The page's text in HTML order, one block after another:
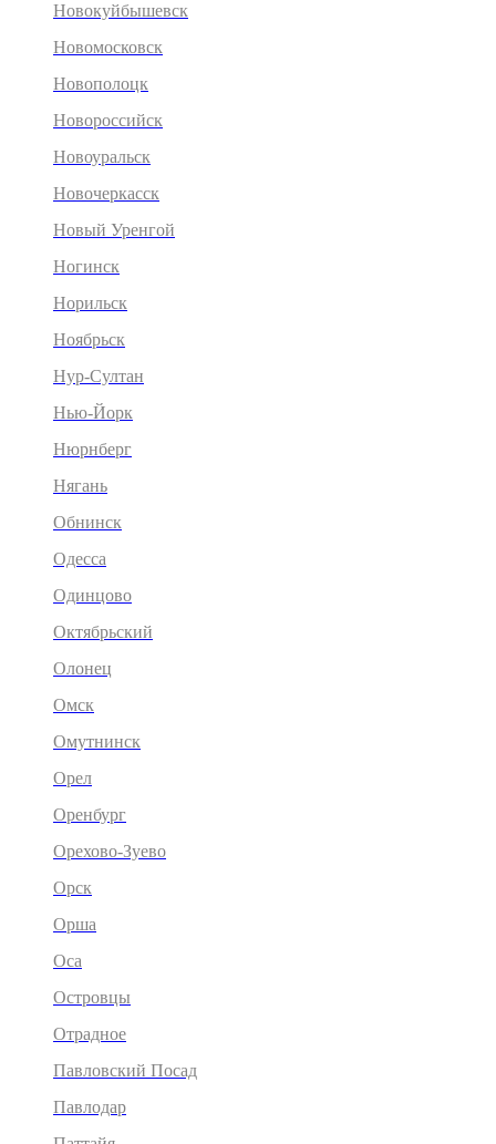
Новокуйбышевск
Новомосковск
Новополоцк
Новороссийск
Новоуральск
Новочеркасск
Новый Уренгой
Ногинск
Норильск
Ноябрьск
Нур-Султан
Нью-Йорк
Нюрнберг
Нягань
Обнинск
Одесса
Одинцово
Октябрьский
Олонец
Омск
Омутнинск
Орел
Оренбург
Орехово-Зуево
Орск
Орша
Оса
Островцы
Отрадное
Павловский Посад
Павлодар